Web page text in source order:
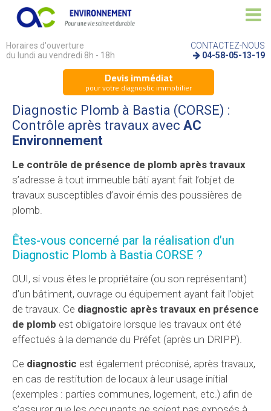
Horaires d'ouverture
du lundi au vendredi 8h - 18h
CONTACTEZ-NOUS
04-58-05-13-19
Devis immédiat
pour votre diagnostic immobilier
Diagnostic Plomb à Bastia (CORSE) :
Contrôle après travaux avec AC
Environnement
Le contrôle de présence de plomb après travaux
s’adresse à tout immeuble bâti ayant fait l’objet de
travaux susceptibles d’avoir émis des poussières de
plomb.
Êtes-vous concerné par la réalisation d’un
Diagnostic Plomb à Bastia CORSE ?
OUI, si vous êtes le propriétaire (ou son représentant)
d’un bâtiment, ouvrage ou équipement ayant fait l’objet
de travaux. Ce diagnostic après travaux en présence
de plomb est obligatoire lorsque les travaux ont été
effectués à la demande du Préfet (après un DRIPP).
Ce diagnostic est également préconisé, après travaux,
en cas de restitution de locaux à leur usage initial
(exemples : parties communes, logement, etc.) afin de